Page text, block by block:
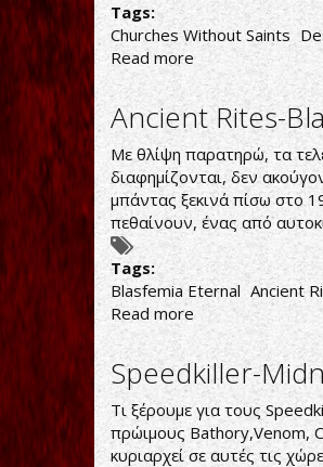
Tags:
Churches Without Saints
Read more about
Desaster-
Churches
Without
Saints
Ancient Rites-
Με θλίψη παρατηρώ, τα
διαφημίζονται, δεν
μπάντας ξεκινά πίσω στο
πεθαίνουν, ένας από
Tags:
Blasfemia Eternal Ancient
Read more about
Ancient
Rites-
Blasfemia
Eternal
Speedkiller-
Τι ξέρουμε για τους
πρώιμους Bathory,Venom,
κυριαρχεί σε αυτές τις